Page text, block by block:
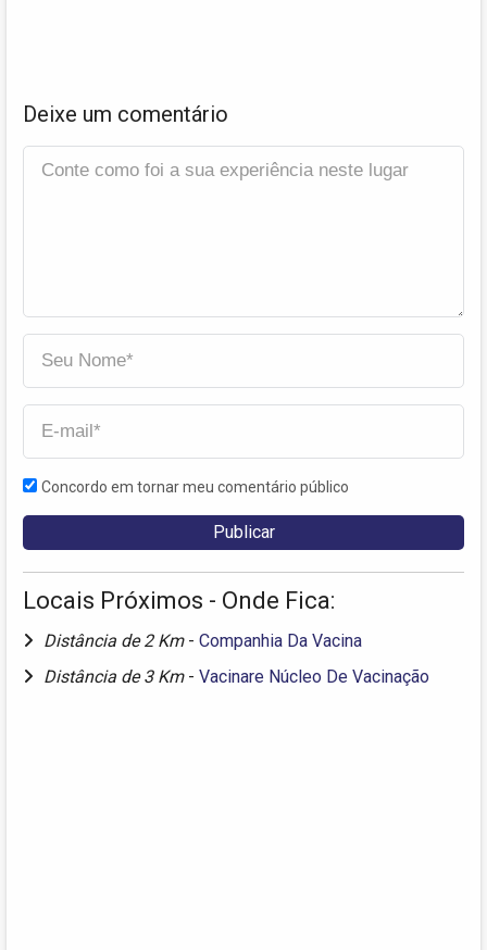
Deixe um comentário
Concordo em tornar meu comentário público
Locais Próximos - Onde Fica:
Distância de 2 Km - Companhia Da Vacina
Distância de 3 Km - Vacinare Núcleo De Vacinação